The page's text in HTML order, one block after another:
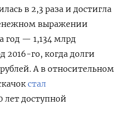
в 2,3 раза и достигла
выражении
год — 1,134 млрд
2016-го, когда долги
А в относительном
стал
лет доступной